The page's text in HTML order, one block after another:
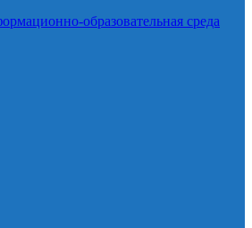
образовательная среда